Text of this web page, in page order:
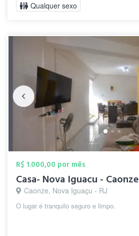
Qualquer sexo
R$ 1.000,00 por mês
Casa- Nova Iguacu - Caonze
Caonze, Nova Iguaçu - RJ
O lugar é tranquilo seguro e limpo.